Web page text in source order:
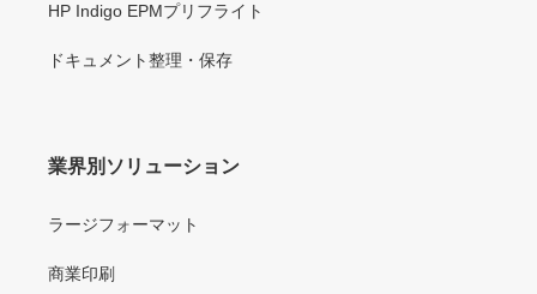
HP Indigo EPMプリフライト
ドキュメント整理・保存
業界別ソリューション
ラージフォーマット
商業印刷